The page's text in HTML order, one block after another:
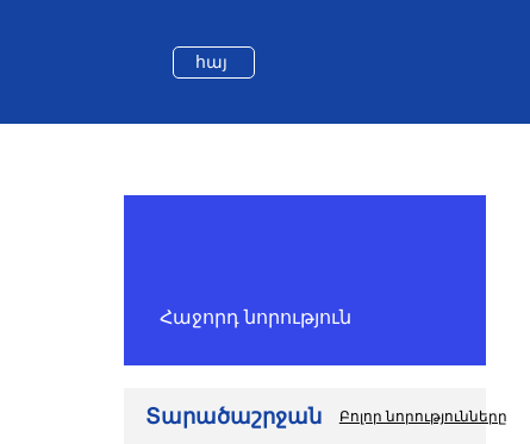
հայ
Հաջորդ նորություն
Տարածաշրջան Բոլոր նորությունները